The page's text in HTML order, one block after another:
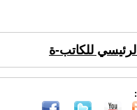
للكاتب-ة